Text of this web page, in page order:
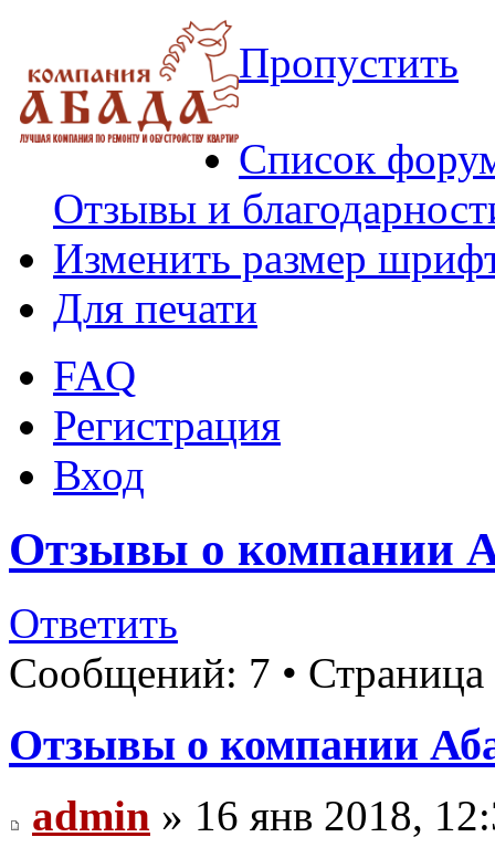
Пропустить
Список
Отзывы и
Изменить размер
Для печати
FAQ
Регистрация
Вход
Отзывы о компании
Ответить
Сообщений: 7 • Страница
Отзывы о компании
admin » 16 янв 2018,